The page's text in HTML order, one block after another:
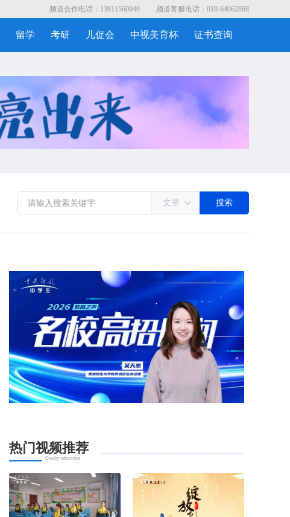
频道合作电话：13811560940 频道客服电话：010-64062868
留学 考研 儿促会 中视美育杯 证书查询
文章 搜索
热门视频推荐
Quality education